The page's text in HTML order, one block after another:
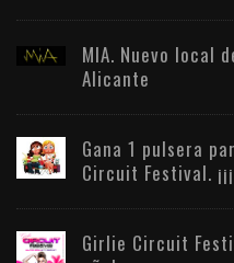
MIA. Nuevo local
Alicante
Gana 1 pulsera
Circuit Festival.
Girlie Circuit